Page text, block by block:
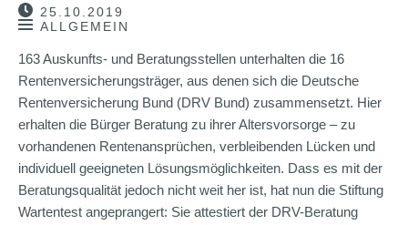
25.10.2019
ALLGEMEIN
163 Auskunfts- und Beratungsstellen unterhalten die 16
Rentenversicherungsträger, aus denen sich die Deutsche
Rentenversicherung Bund (DRV Bund) zusammensetzt. Hier
erhalten die Bürger Beratung zu ihrer Altersvorsorge – zu
vorhandenen Rentenansprüchen, verbleibenden Lücken und
individuell geeigneten Lösungsmöglichkeiten. Dass es mit der
Beratungsqualität jedoch nicht weit her ist, hat nun die Stiftung
Wartentest angeprangert: Sie attestiert der DRV-Beratung